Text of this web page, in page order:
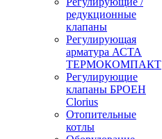
редукционные
клапаны
Регулирующая
арматура АСТА
ТЕРМОКОМПАКТ
Регулирующие
клапаны БРОЕН
Clorius
Отопительные
котлы